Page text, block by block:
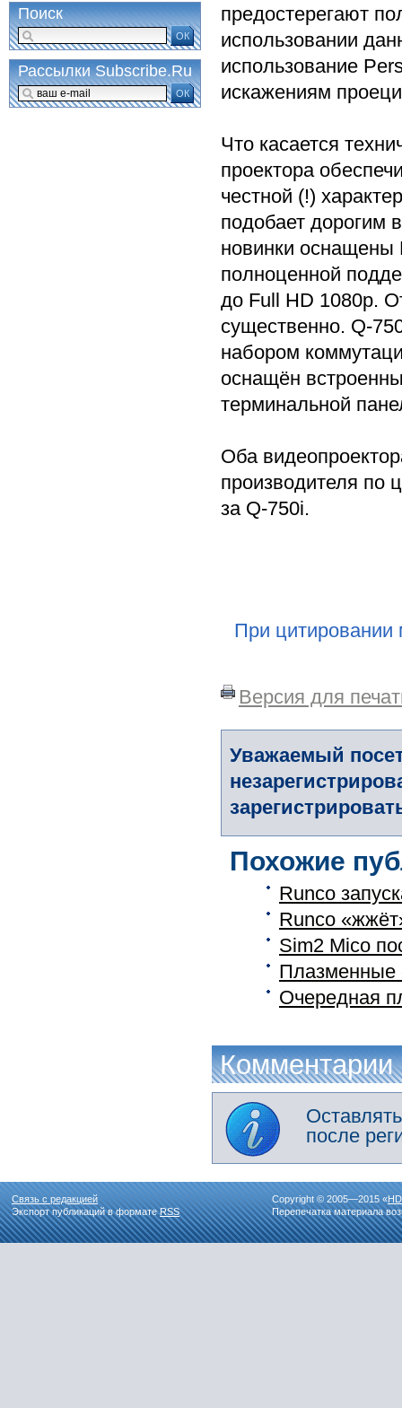
предостерегают
использовании
использование
искажениям
Что касается
проектора
честной (!)
подобает дорогим
новинки оснащены
полноценной
до Full HD 1080p.
существенно. Q-
набором
оснащён
терминальной
Оба
производителя по
за Q-750i.
При цитировании
Версия для
Уважаемый
Похожие
Runco
Runco
Sim2 Mico
Плазменные
Очередная
Комментарии
после
Поиск
ОК
Рассылки Subscribe.Ru
ОК
Связь с редакцией
Экспорт публикаций в форматеRSS
Copyright © 2005—2015 «
Перепечатка материала